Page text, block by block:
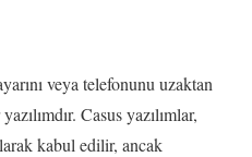
veya telefonunu uzaktan
Casus yazılımlar,
kabul edilir, ancak